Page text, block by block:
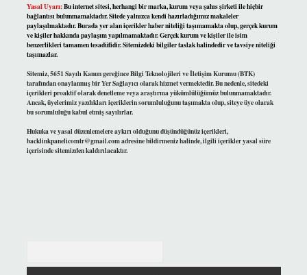
Yasal Uyarı:Bu internet sitesi, herhangi bir marka, kurum veya şahıs şirketi ile hiçbir
bağlantısı bulunmamaktadır. Sitede yalnızca kendi hazırladığımız makaleler
paylaşılmaktadır. Burada yer alan içerikler haber niteliği taşımamakta olup, gerçek kurum
ve kişiler hakkında paylaşım yapılmamaktadır. Gerçek kurum ve kişiler ile isim
benzerlikleri tamamen tesadüfidir. Sitemizdeki bilgiler taslak halindedir ve tavsiye niteliği
taşımazlar.
Sitemiz, 5651 Sayılı Kanun gereğince Bilgi Teknolojileri ve İletişim Kurumu (BTK)
tarafından onaylanmış bir Yer Sağlayıcı olarak hizmet vermektedir. Bu nedenle, sitedeki
içerikleri proaktif olarak denetleme veya araştırma yükümlülüğümüz bulunmamaktadır.
Ancak, üyelerimiz yazdıkları içeriklerin sorumluluğunu taşımakta olup, siteye üye olarak
bu sorumluluğu kabul etmiş sayılırlar.
Hukuka ve yasal düzenlemelere aykırı olduğunu düşündüğünüz içerikleri,
backlinkpanelicomtr@gmail.comadresine bildirmeniz halinde, ilgili içerikler yasal süre
içerisinde sitemizden kaldırılacaktır.